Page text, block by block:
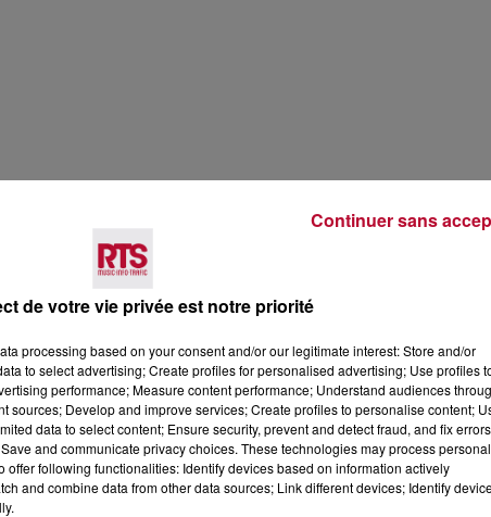
de votre vie privée est notre priorité
processing based on your consent and/or our legitimate interest: Store and/or
to select advertising; Create profiles for personalised advertising; Use profiles
performance; Measure content performance; Understand audiences
sources; Develop and improve services; Create profiles to personalise content;
data to select content; Ensure security, prevent and detect fraud, and fix
and communicate privacy choices. These technologies may process personal
offer following functionalities: Identify devices based on information actively
and combine data from other data sources; Link different devices; Identify
Continuer sans